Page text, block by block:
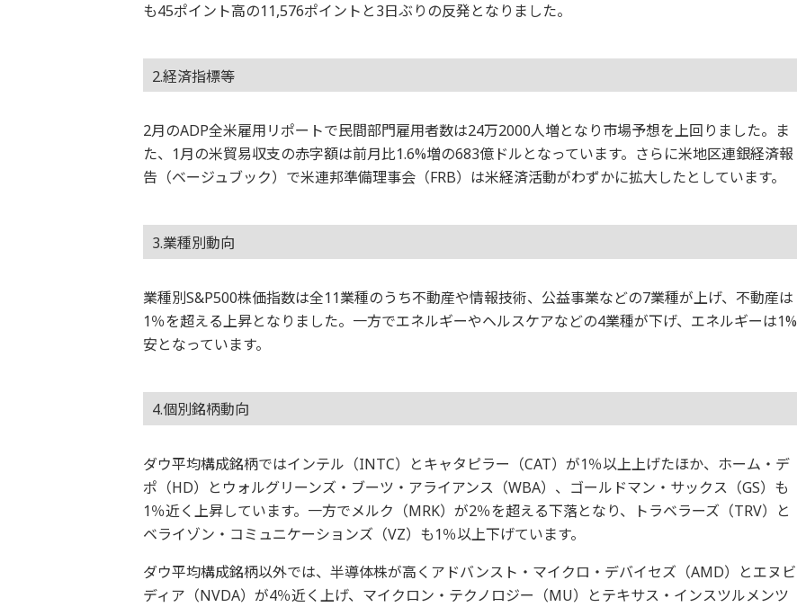
も45ポイント高の11,576ポイントと3日ぶりの反発となりました。
2.経済指標等
2月のADP全米雇用リポートで民間部門雇用者数は24万2000人増となり市場予想を上回りました。ま
た、1月の米貿易収支の赤字額は前月比1.6%増の683億ドルとなっています。さらに米地区連銀経済報
告（ベージュブック）で米連邦準備理事会（FRB）は米経済活動がわずかに拡大したとしています。
3.業種別動向
業種別S&P500株価指数は全11業種のうち不動産や情報技術、公益事業などの7業種が上げ、不動産は
1％を超える上昇となりました。一方でエネルギーやヘルスケアなどの4業種が下げ、エネルギーは1%
安となっています。
4.個別銘柄動向
ダウ平均構成銘柄ではインテル（INTC）とキャタピラー（CAT）が1％以上上げたほか、ホーム・デ
ポ（HD）とウォルグリーンズ・ブーツ・アライアンス（WBA）、ゴールドマン・サックス（GS）も
1％近く上昇しています。一方でメルク（MRK）が2％を超える下落となり、トラベラーズ（TRV）と
ベライゾン・コミュニケーションズ（VZ）も1％以上下げています。
ダウ平均構成銘柄以外では、半導体株が高くアドバンスト・マイクロ・デバイセズ（AMD）とエヌビ
ディア（NVDA）が4％近く上げ、マイクロン・テクノロジー（MU）とテキサス・インスツルメンツ